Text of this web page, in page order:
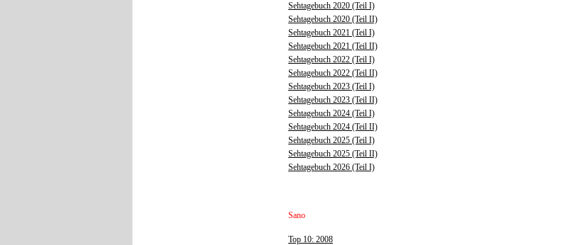
Sehtagebuch 2020 (Teil I)
Sehtagebuch 2020 (Teil II)
Sehtagebuch 2021 (Teil I)
Sehtagebuch 2021 (Teil II)
Sehtagebuch 2022 (Teil I)
Sehtagebuch 2022 (Teil II)
Sehtagebuch 2023 (Teil I)
Sehtagebuch 2023 (Teil II)
Sehtagebuch 2024 (Teil I)
Sehtagebuch 2024 (Teil II)
Sehtagebuch 2025 (Teil I)
Sehtagebuch 2025 (Teil II)
Sehtagebuch 2026 (Teil I)
Sano
Top 10: 2008